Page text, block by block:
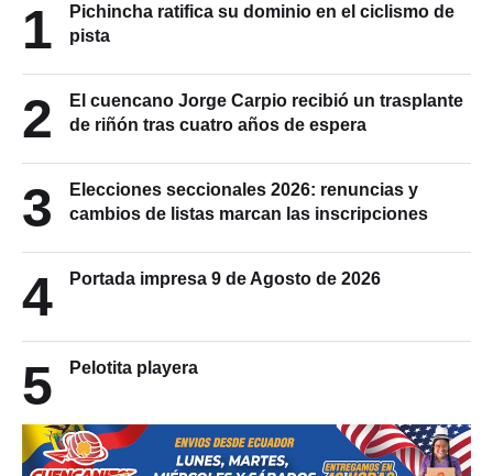
1
Pichincha ratifica su dominio en el ciclismo de
pista
2
El cuencano Jorge Carpio recibió un trasplante
de riñón tras cuatro años de espera
3
Elecciones seccionales 2026: renuncias y
cambios de listas marcan las inscripciones
4 Portada impresa 9 de Agosto de 2026
5 Pelotita playera